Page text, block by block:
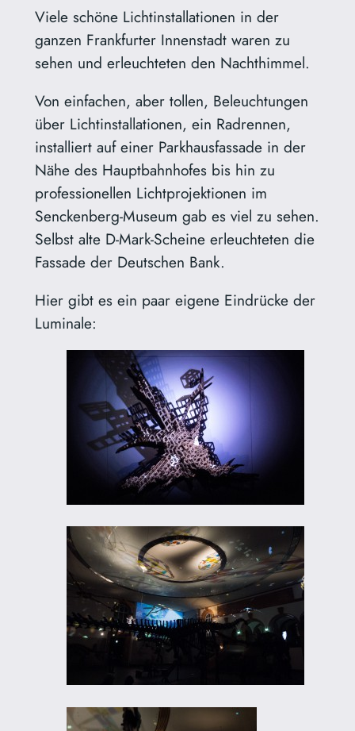
Viele schöne Lichtinstallationen in der
ganzen Frankfurter Innenstadt waren zu
sehen und erleuchteten den Nachthimmel.
Von einfachen, aber tollen, Beleuchtungen
über Lichtinstallationen, ein Radrennen,
installiert auf einer Parkhausfassade in der
Nähe des Hauptbahnhofes bis hin zu
professionellen Lichtprojektionen im
Senckenberg-Museum gab es viel zu sehen.
Selbst alte D-Mark-Scheine erleuchteten die
Fassade der Deutschen Bank.
Hier gibt es ein paar eigene Eindrücke der
Luminale: